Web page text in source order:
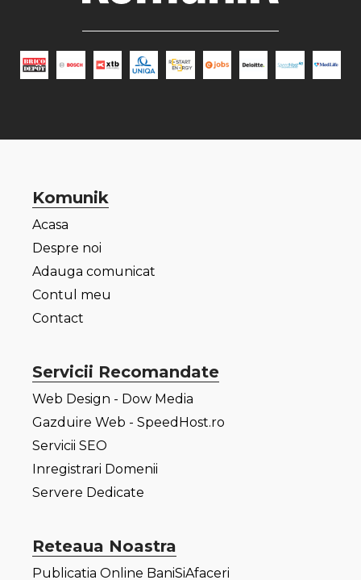
Komunik
Acasa
Despre noi
Adauga comunicat
Contul meu
Contact
Servicii Recomandate
Web Design - Dow Media
Gazduire Web - SpeedHost.ro
Servicii SEO
Inregistrari Domenii
Servere Dedicate
Reteaua Noastra
Publicatia Online BaniSiAfaceri